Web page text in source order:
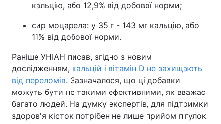
кальцію, або 12,9% від добової норми;
сир моцарела: у 35 г - 143 мг кальцію, або
11% від добової норми.
Раніше УНІАН писав, згідно з новим
дослідженням, кальцій і вітамін D не захищають
від переломів. Зазначалося, що ці добавки
можуть бути не такими ефективними, як вважає
багато людей. На думку експертів, для підтримки
здоров'я кісток потрібен не лише прийом пігулок